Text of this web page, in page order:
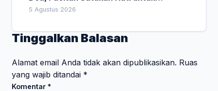
Indonesia
5 Agustus 2026
Tinggalkan Balasan
Alamat email Anda tidak akan dipublikasikan. Ruas
yang wajib ditandai *
Komentar *